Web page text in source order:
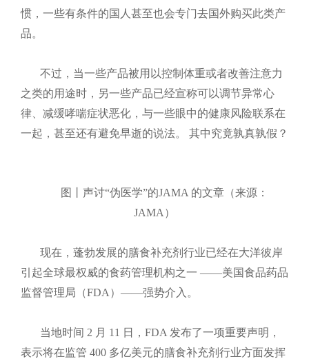
惯，一些有条件的国人甚至也会专门去国外购买此类产
品。
不过，当一些产品被用以控制体重或者改善注意力
之类的用途时，另一些产品已经宣称可以调节异常心
律、减缓哮喘症状恶化，与一些眼中的健康风险联系在
一起，甚至还有避免早逝的说法。 其中究竟孰真孰假？
图丨声讨“伪医学”的JAMA 的文章（来源：
JAMA）​
现在，蓬勃发展的膳食补充剂行业已经在大洋彼岸
引起全球最权威的食药管理机构之一 ——美国食品药品
监督管理局（FDA）——强势介入。
当地时间 2 月 11 日，FDA 发布了一项重要声明，
表示将在监管 400 多亿美元的膳食补充剂行业方面发挥